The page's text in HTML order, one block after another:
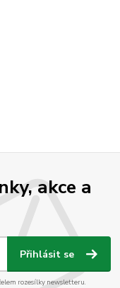
akce a
Přihlásit se
rozesílky newsletteru.